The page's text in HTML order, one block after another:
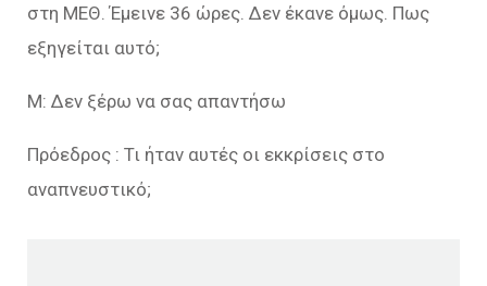
στη ΜΕΘ. Έμεινε 36 ώρες. Δεν έκανε όμως. Πως
εξηγείται αυτό;
Μ: Δεν ξέρω να σας απαντήσω
Πρόεδρος : Τι ήταν αυτές οι εκκρίσεις στο
αναπνευστικό;